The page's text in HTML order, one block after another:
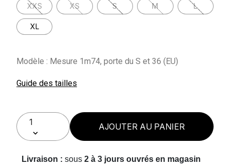
XXS XS S M L
XL
Modèle : Mesure 1m74, porte du S et 36 (EU)
Guide des tailles
AJOUTER AU PANIER
Livraison : sous 2 à 3 jours ouvrés en magasin